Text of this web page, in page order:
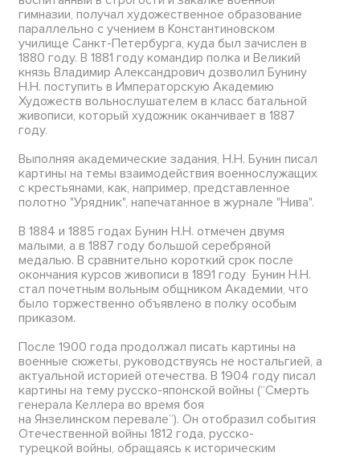
гимназии, получал художественное образование
параллельно с учением в Константиновском
училище Санкт-Петербурга, куда был зачислен в
1880 году. В 1881 году командир полка и Великий
князь Владимир Александрович дозволил Бунину
Н.Н. поступить в Императорскую Академию
Художеств вольнослушателем в класс батальной
живописи, который художник оканчивает в 1887
году.
Выполняя академические задания, Н.Н. Бунин писал
картины на темы взаимодействия военнослужащих
с крестьянами, как, например, представленное
полотно "Урядник", напечатанное в журнале "Нива".
В 1884 и 1885 годах Бунин Н.Н. отмечен двумя
малыми, а в 1887 году большой серебряной
медалью. В сравнительно короткий срок после
окончания курсов живописи в 1891 году Бунин Н.Н.
стал почетным вольным общником Академии, что
было торжественно объявлено в полку особым
приказом.
После 1900 года продолжал писать картины на
военные сюжеты, руководствуясь не ностальгией, а
актуальной историей отечества. В 1904 году писал
картины на тему русско-японской войны (“Смерть
генерала Келлера во время боя
на Янзелинском перевале”). Он отобразил события
Отечественной войны 1812 года, русско-
турецкой войны, обращаясь к историческим